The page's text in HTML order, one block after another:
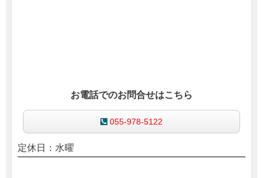
お電話でのお問合せはこちら
055-978-5122
定休日：水曜